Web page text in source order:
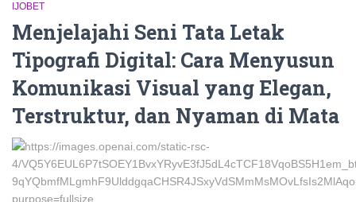
IJOBET
Menjelajahi Seni Tata Letak
Tipografi Digital: Cara Menyusun
Komunikasi Visual yang Elegan,
Terstruktur, dan Nyaman di Mata